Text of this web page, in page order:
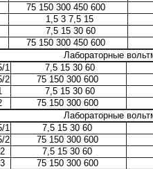
75 150 300 450 600
1,5 3 7,5 15
7,5 15 30 60
75 150 300 450 600
1
7,5 15 30 60
2
75 150 300 600
7,5 15 30 60
75 150 300 600
1
7,5 15 30 60
2
75 150 300 600
7,5 15 30 60
75 150 300 600